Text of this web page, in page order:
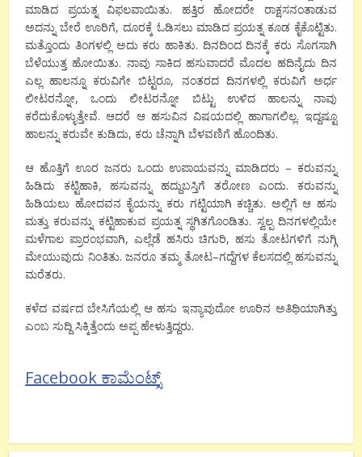
ಮಾಡಿದ
ಪ್ರಯತ್ನ ವಿಫಲವಾಯಿತು. ಹತ್ತಿರ ಹೋದರೇ
ರಾಕ್ಷಸನಂತಾಡುವ
ಅದನ್ನು ಬೇರೆ ಊರಿಗೆ, ದೂರಕ್ಕೆ ಓಡಿಸಲು ಮಾಡಿದ ಪ್ರಯತ್ನ ಕೂಡ ಕೈಕೊಟ್ಟಿತು.
ಮತ್ತೊಂದು ತಿಂಗಳಲ್ಲಿ ಅದು ಕರು ಹಾಕಿತು. ದಿನದಿಂದ ದಿನಕ್ಕೆ ಕರು ಸೊಗಸಾಗಿ
ಬೆಳೆಯುತ್ತ ಹೋಯಿತು. ನಾವು ಸಾಕಿದ ಹಸುವಾದರೆ ಮೊದಲ ಹದಿನೈದು ದಿನ
ಎಲ್ಲ ಹಾಲನ್ನೂ ಕರುವಿಗೇ ಬಿಟ್ಟರೂ, ನಂತರದ ದಿನಗಳಲ್ಲಿ ಕರುವಿಗೆ ಅರ್ಧ
ಲೀಟರನ್ನೋ,ಒಂದು ಲೀಟರನ್ನೋ ಬಿಟ್ಟು ಉಳಿದ ಹಾಲನ್ನು
ನಾವು
ಕರೆದುಕೊಳ್ಳುತ್ತೇವೆ.ಆದರೆ ಆ ಹಸುವಿನ ವಿಷಯದಲ್ಲಿ ಹಾಗಾಗಲಿಲ್ಲ. ಇದ್ದಷ್ಟೂ
ಹಾಲನ್ನು ಕರುವೇ ಕುಡಿದು,ಕರು ಚೆನ್ನಾಗಿ ಬೆಳವಣಿಗೆ ಹೊಂದಿತು.
ಆ ಹೊತ್ತಿಗೆ ಊರ ಜನರು ಒಂದು ಉಪಾಯವನ್ನು ಮಾಡಿದರು – ಕರುವನ್ನು
ಹಿಡಿದು
ಕಟ್ಟಿಹಾಕಿ,ಹಸುವನ್ನು ಹದ್ದುಬಸ್ತಿಗೆ ತರೋಣ ಎಂದು. ಕರುವನ್ನು
ಹಿಡಿಯಲು ಹೋದವನ ಕೈಯನ್ನು ಕರು ಗಟ್ಟಿಯಾಗಿ ಕಚ್ಚಿತು. ಅಲ್ಲಿಗೆ ಆ ಹಸು
ಮತ್ತು ಕರುವನ್ನು ಕಟ್ಟಿಹಾಕುವ ಪ್ರಯತ್ನ ಸ್ಥಗಿತಗೊಂಡಿತು. ಸ್ವಲ್ಪ ದಿನಗಳಲ್ಲಿಯೇ
ಮಳೆಗಾಲ ಪ್ರಾರಂಭವಾಗಿ, ಎಲ್ಲೆಡೆ ಹಸಿರು ಚಿಗುರಿ,ಹಸು ತೋಟಗಳಿಗೆ ನುಗ್ಗಿ
ಮೇಯುವುದು ನಿಂತಿತು.ಜನರೂ ತಮ್ಮ ತೋಟ–ಗದ್ದೆಗಳ ಕೆಲಸದಲ್ಲಿ ಹಸುವನ್ನು
ಮರೆತರು.
ಕಳೆದ ವರ್ಷದ ಬೇಸಿಗೆಯಲ್ಲಿ ಆ ಹಸು ಇನ್ಯಾವುದೋ ಊರಿನ ಅತಿಥಿಯಾಗಿತ್ತು
ಎಂಬ ಸುದ್ದಿ ಸಿಕ್ಕಿತ್ತೆಂದು ಅಪ್ಪ ಹೇಳುತ್ತಿದ್ದರು.
Facebook ಕಾಮೆಂಟ್ಸ್